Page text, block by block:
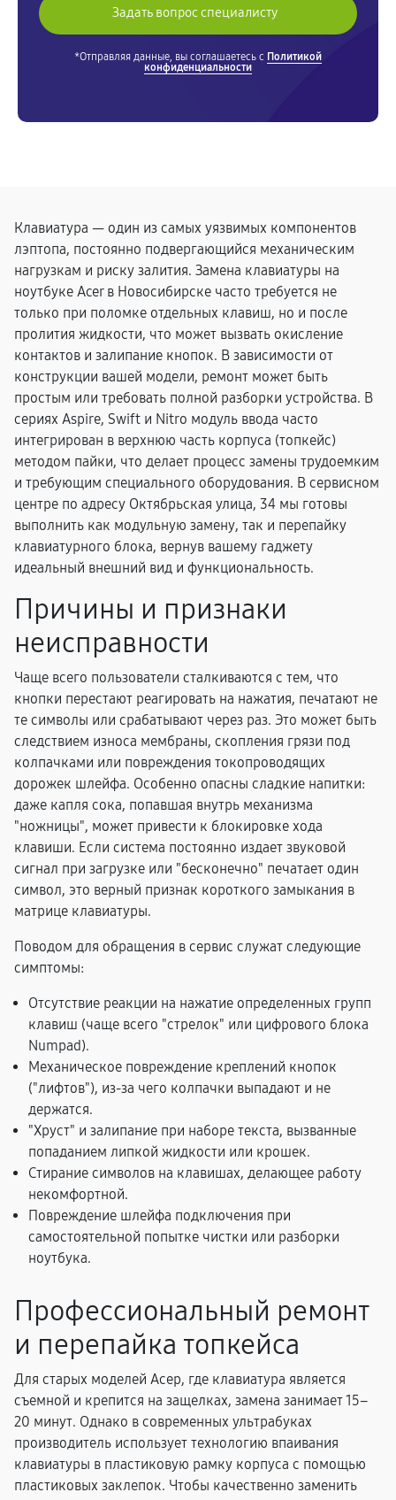
*Отправляя данные, вы соглашаетесь с Политикой
конфиденциальности
Клавиатура — один из самых уязвимых компонентов
лэптопа, постоянно подвергающийся механическим
нагрузкам и риску залития. Замена клавиатуры на
ноутбуке Acer в Новосибирске часто требуется не
только при поломке отдельных клавиш, но и после
пролития жидкости, что может вызвать окисление
контактов и залипание кнопок. В зависимости от
конструкции вашей модели, ремонт может быть
простым или требовать полной разборки устройства. В
сериях Aspire, Swift и Nitro модуль ввода часто
интегрирован в верхнюю часть корпуса (топкейс)
методом пайки, что делает процесс замены трудоемким
и требующим специального оборудования. В сервисном
центре по адресу Октябрьская улица, 34 мы готовы
выполнить как модульную замену, так и перепайку
клавиатурного блока, вернув вашему гаджету
идеальный внешний вид и функциональность.
Причины и признаки
неисправности
Чаще всего пользователи сталкиваются с тем, что
кнопки перестают реагировать на нажатия, печатают не
те символы или срабатывают через раз. Это может быть
следствием износа мембраны, скопления грязи под
колпачками или повреждения токопроводящих
дорожек шлейфа. Особенно опасны сладкие напитки:
даже капля сока, попавшая внутрь механизма
"ножницы", может привести к блокировке хода
клавиши. Если система постоянно издает звуковой
сигнал при загрузке или "бесконечно" печатает один
символ, это верный признак короткого замыкания в
матрице клавиатуры.
Поводом для обращения в сервис служат следующие
симптомы:
Отсутствие реакции на нажатие определенных групп
клавиш (чаще всего "стрелок" или цифрового блока
Numpad).
Механическое повреждение креплений кнопок
("лифтов"), из-за чего колпачки выпадают и не
держатся.
"Хруст" и залипание при наборе текста, вызванные
попаданием липкой жидкости или крошек.
Стирание символов на клавишах, делающее работу
некомфортной.
Повреждение шлейфа подключения при
самостоятельной попытке чистки или разборки
ноутбука.
Профессиональный ремонт
и перепайка топкейса
Для старых моделей Асер, где клавиатура является
съемной и крепится на защелках, замена занимает 15–
20 минут. Однако в современных ультрабуках
производитель использует технологию впаивания
клавиатуры в пластиковую рамку корпуса с помощью
пластиковых заклепок. Чтобы качественно заменить